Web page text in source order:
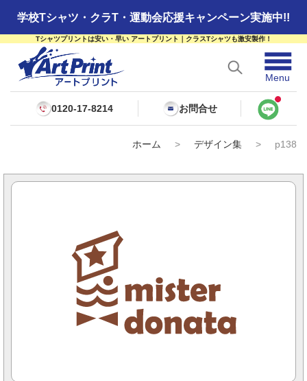
学校Tシャツ・クラT・運動会応援キャンペーン実施中!!
Tシャツプリントは安い・早い アートプリント｜クラスTシャツも激安製作！
☰
Menu
0120-17-8214 お問合せ
ホーム > デザイン集 > p138